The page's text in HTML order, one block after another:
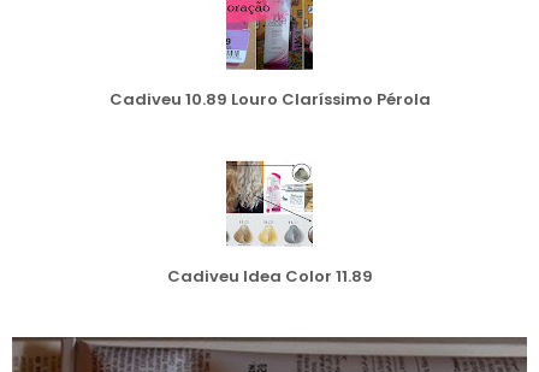
Cadiveu 10.89 Louro Claríssimo Pérola
Cadiveu Idea Color 11.89